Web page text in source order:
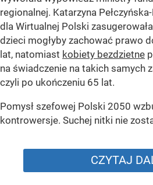
regionalnej. Katarzyna
dla Wirtualnej Polski
dzieci mogłyby zachować prawo
lat, natomiast kobiety bezdzietne
na świadczenie na takich samych
czyli po ukończeniu 65 lat.
Pomysł szefowej Polski 2050
kontrowersje. Suchej nitki nie
CZYTAJ